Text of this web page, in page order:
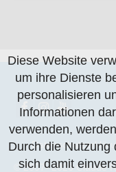
© 2007- 2026 Claude
Diese Website
um ihre Dienste
personalisieren
Informationen
verwenden,
Durch die Nutzung
sich damit